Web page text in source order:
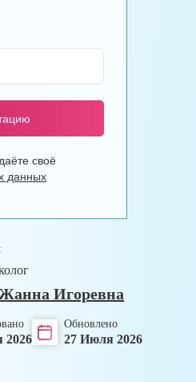
своё
данных
Игоревна
2026
Обновлено
27 Июля 2026